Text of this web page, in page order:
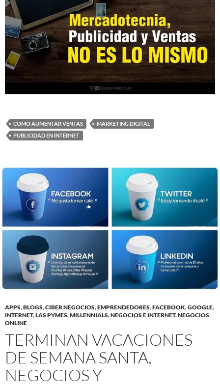
COMO AUMENTAR VENTAS
MARKETING DIGITAL
PUBLICIDAD EN INTERNET
APPS,BLOGS,CIBER NEGOCIOS,EMPRENDEDORES,FACEBOOK,GOOGLE,
INTERNET,LAS PYMES,MILLENNIALS,NEGOCIOS E INTERNET,NEGOCIOS
ONLINE
TERMINAN VACACIONES
DE SEMANA SANTA,
NEGOCIOS Y